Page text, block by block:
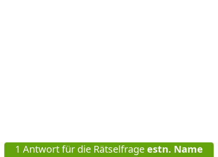
1 Antwort für die Rätselfrage estn. Name